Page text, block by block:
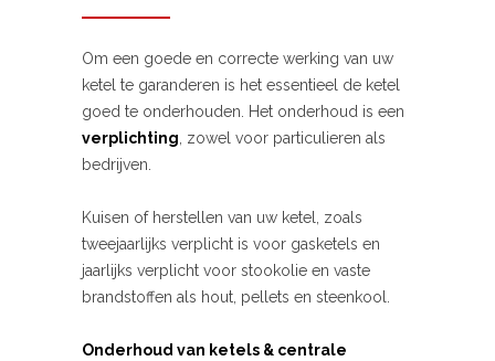
Om een goede en correcte werking van uw
ketel te garanderen is het essentieel de ketel
goed te onderhouden. Het onderhoud is een
verplichting , zowel voor particulieren als
bedrijven.
Kuisen of herstellen van uw ketel, zoals
tweejaarlijks verplicht is voor gasketels en
jaarlijks verplicht voor stookolie en vaste
brandstoffen als hout, pellets en steenkool.
Onderhoud van ketels & centrale